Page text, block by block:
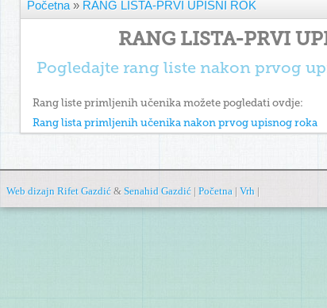
Početna » RANG LISTA-PRVI UPISNI ROK
RANG LISTA-PRVI
Pogledajte rang liste nakon prvog
Rang liste primljenih učenika možete pogledati ovdje:
Rang lista primljenih učenika nakon prvog upisnog roka
Web dizajn Rifet Gazdić & Senahid Gazdić | Početna | Vrh |